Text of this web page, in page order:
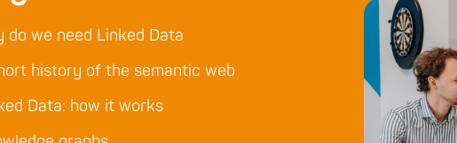
do we need Linked Data
history of the semantic web
Data: how it works